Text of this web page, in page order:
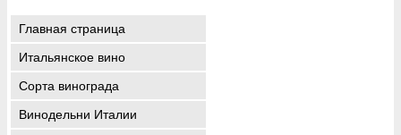
Главная страница
Итальянское вино
Сорта винограда
Винодельни Италии